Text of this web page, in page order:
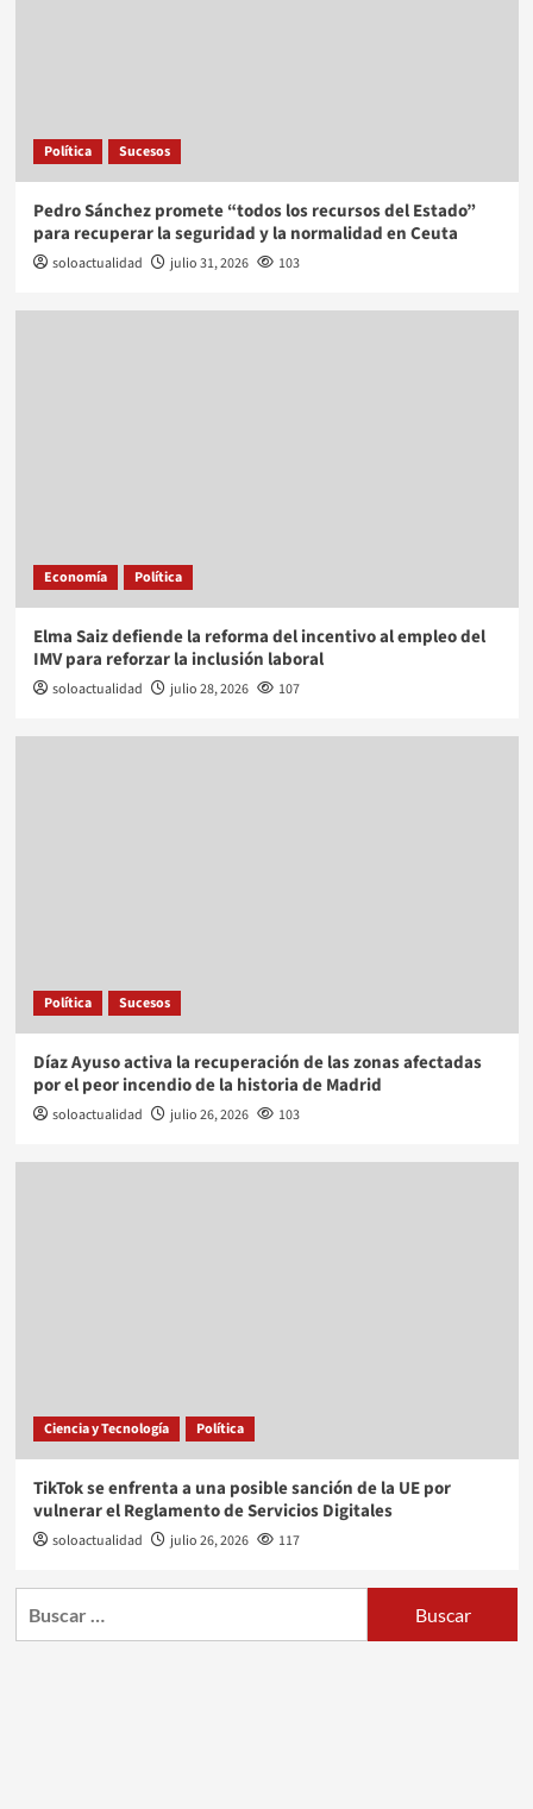
Política Sucesos
Pedro Sánchez promete “todos los recursos del Estado”
para recuperar la seguridad y la normalidad en Ceuta
soloactualidad julio 31, 2026 103
Economía Política
Elma Saiz defiende la reforma del incentivo al empleo del
IMV para reforzar la inclusión laboral
soloactualidad julio 28, 2026 107
Política Sucesos
Díaz Ayuso activa la recuperación de las zonas afectadas
por el peor incendio de la historia de Madrid
soloactualidad julio 26, 2026 103
Ciencia y Tecnología Política
TikTok se enfrenta a una posible sanción de la UE por
vulnerar el Reglamento de Servicios Digitales
soloactualidad julio 26, 2026 117